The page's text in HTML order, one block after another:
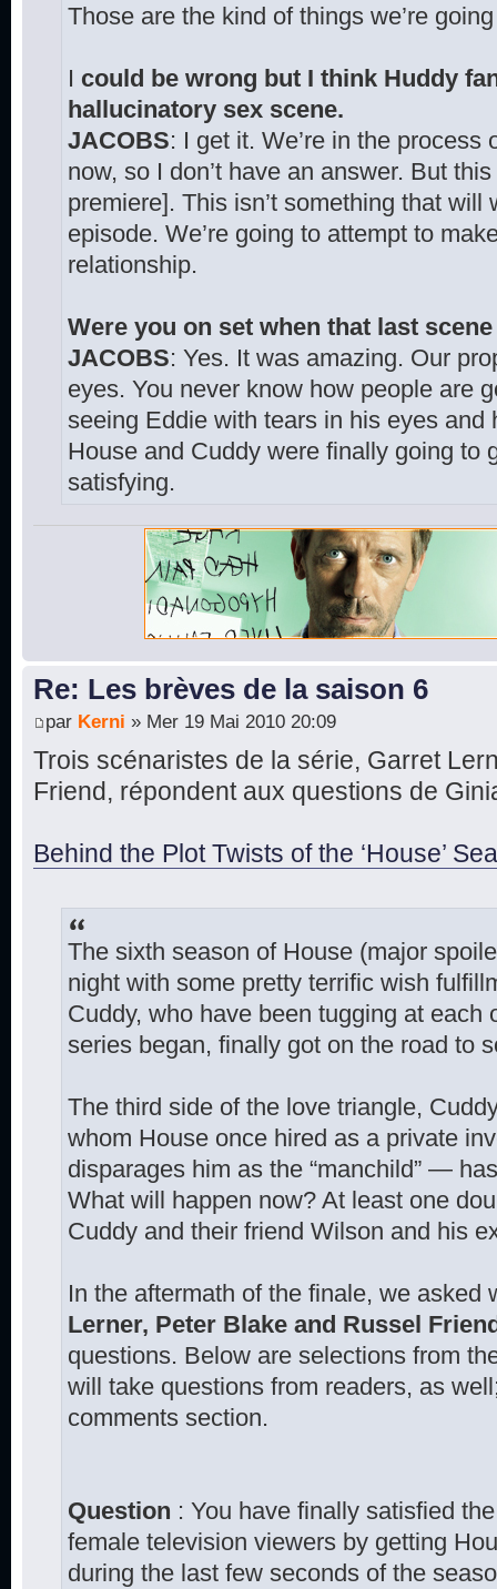
Those are the kind of things we’re
I could be wrong but I think Huddy
hallucinatory sex scene.
JACOBS: I get it. We’re in the
now, so I don’t have an answer. But
premiere]. This isn’t something that will
episode. We’re going to attempt to
relationship.
Were you on set when that last
JACOBS: Yes. It was amazing. Our
eyes. You never know how people are
seeing Eddie with tears in his eyes and
House and Cuddy were finally going to
satisfying.
Re: Les brèves de la saison 6
par Kerni » Mer 19 Mai 2010 20:09
Trois scénaristes de la série, Garret
Friend, répondent aux questions de
Behind the Plot Twists of the ‘House’
The sixth season of House (major
night with some pretty terrific wish
Cuddy, who have been tugging at each
series began, finally got on the road to
The third side of the love triangle,
whom House once hired as a private
disparages him as the “manchild” —
What will happen now? At least one
Cuddy and their friend Wilson and his
In the aftermath of the finale, we asked
Lerner, Peter Blake and Russel
questions. Below are selections from
will take questions from readers, as
comments section.
Question : You have finally satisfied
female television viewers by getting
during the last few seconds of the